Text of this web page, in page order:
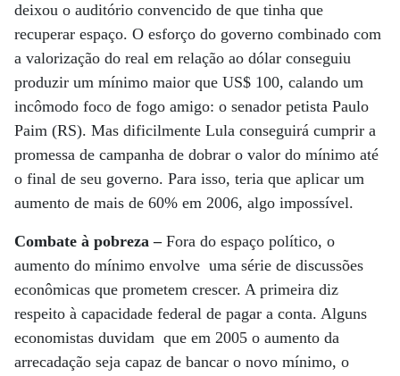
deixou o auditório convencido de que tinha que
recuperar espaço. O esforço do governo combinado com
a valorização do real em relação ao dólar conseguiu
produzir um mínimo maior que US$ 100, calando um
incômodo foco de fogo amigo: o senador petista Paulo
Paim (RS). Mas dificilmente Lula conseguirá cumprir a
promessa de campanha de dobrar o valor do mínimo até
o final de seu governo. Para isso, teria que aplicar um
aumento de mais de 60% em 2006, algo impossível.
Combate à pobreza –Fora do espaço político, o
aumento do mínimo envolve uma série de discussões
econômicas que prometem crescer. A primeira diz
respeito à capacidade federal de pagar a conta. Alguns
economistas duvidam que em 2005 o aumento da
arrecadação seja capaz de bancar o novo mínimo, o